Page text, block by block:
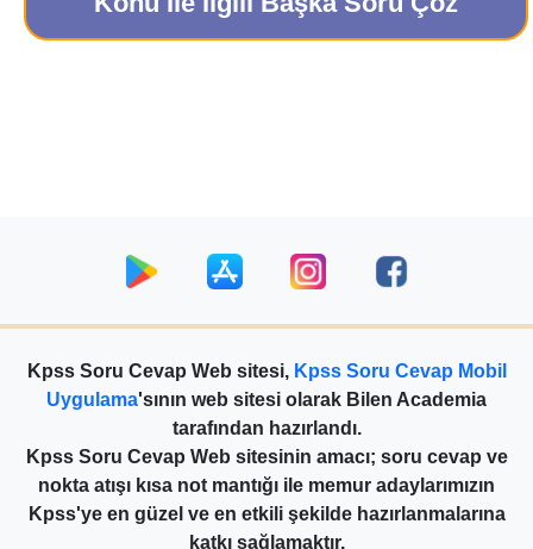
Kpss Soru Cevap Web sitesi, Kpss Soru Cevap Mobil
Uygulama'sının web sitesi olarak Bilen Academia
tarafından hazırlandı.
Kpss Soru Cevap Web sitesinin amacı; soru cevap ve
nokta atışı kısa not mantığı ile memur adaylarımızın
Kpss'ye en güzel ve en etkili şekilde hazırlanmalarına
katkı sağlamaktır.